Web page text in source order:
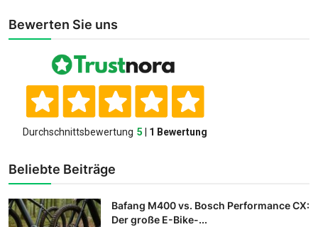
Bewerten Sie uns
Beliebte Beiträge
Bafang M400 vs. Bosch Performance CX:
Der große E-Bike-...